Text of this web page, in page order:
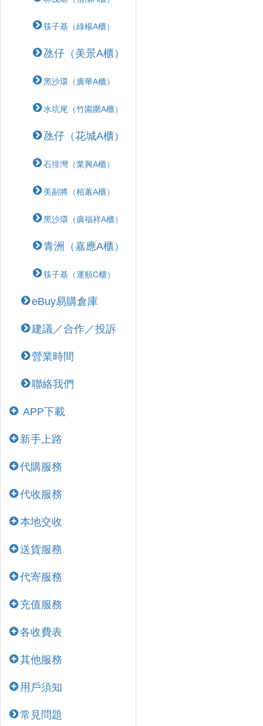
筷子基（綠楊A櫃）
氹仔（美景A櫃）
黑沙環（廣華A櫃）
水坑尾（竹園圍A櫃）
氹仔（花城A櫃）
石排灣（業興A櫃）
美副將（栢蕙A櫃）
黑沙環（廣福祥A櫃）
青洲（嘉應A櫃）
筷子基（運順C櫃）
eBuy易購倉庫
建議／合作／投訴
營業時間
聯絡我們
APP下載
新手上路
代購服務
代收服務
本地交收
送貨服務
代寄服務
充值服務
各收費表
其他服務
用戶須知
常見問題